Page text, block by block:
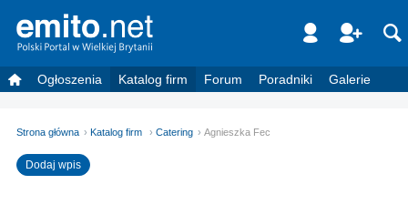
Ogłoszenia Katalog firm Forum Poradniki Galerie
Strona główna Katalog firm Catering Agnieszka Fec
Dodaj wpis